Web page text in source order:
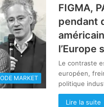
MARKET
FIGMA,
pendant
l’Europe
Le contraste
européen,
politique
Lire la suite